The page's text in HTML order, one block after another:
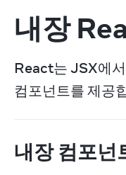
내장
React는 JSX에
컴포넌트를 제공
내장 컴포넌